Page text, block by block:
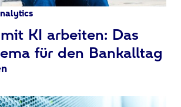
KI arbeiten: Das
für den Bankalltag